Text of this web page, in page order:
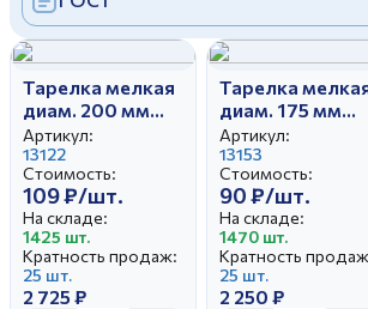
Тарелка мелкая
диам. 200 мм
Гладкий край
Крокусы (25)
Артикул:
13122
Стоимость:
109 ₽/шт.
На складе:
1425 шт.
Кратность продаж:
25 шт.
2 725 ₽
Тарелка
диам. 175 мм
Вырезной край
Крокусы
Артикул:
13153
Стоимость:
90 ₽/шт.
На складе:
1470 шт.
Кратность
25 шт.
2 250 ₽